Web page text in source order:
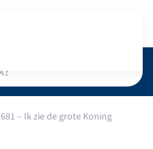
681 – Ik zie de grote Koning